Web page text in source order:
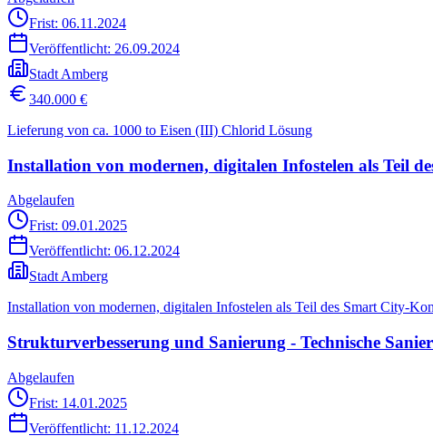
Frist: 06.11.2024
Veröffentlicht: 26.09.2024
Stadt Amberg
340.000 €
Lieferung von ca. 1000 to Eisen (III) Chlorid Lösung
Installation von modernen, digitalen Infostelen als Teil
Abgelaufen
Frist: 09.01.2025
Veröffentlicht: 06.12.2024
Stadt Amberg
Installation von modernen, digitalen Infostelen als Teil des Smart City-
Strukturverbesserung und Sanierung - Technische
Abgelaufen
Frist: 14.01.2025
Veröffentlicht: 11.12.2024